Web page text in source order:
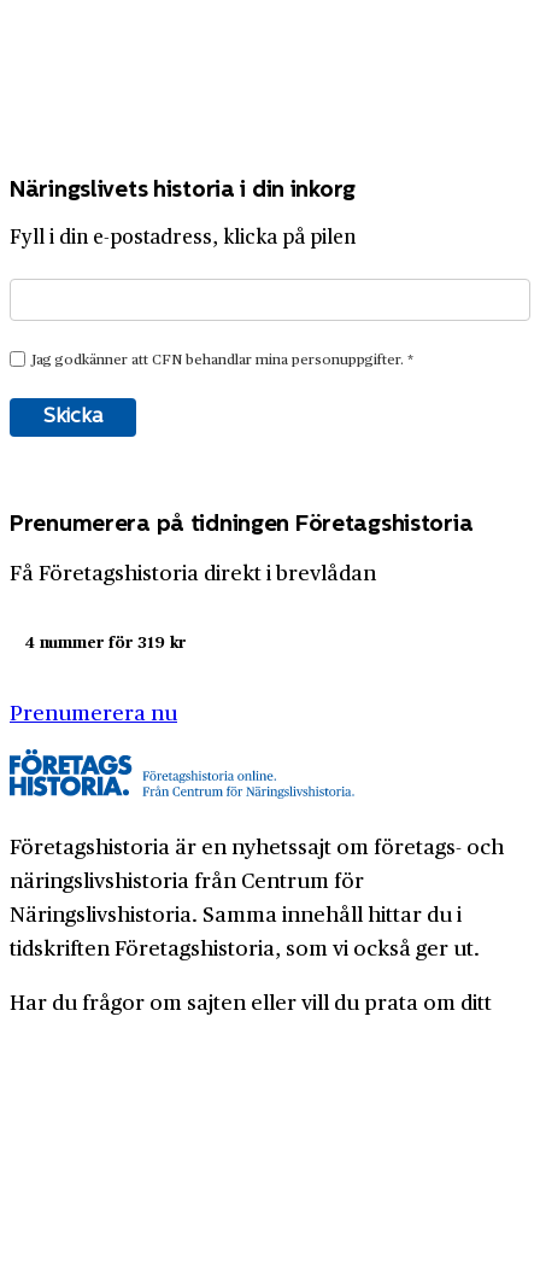
Näringslivets historia i din inkorg
Fyll i din e-postadress, klicka på pilen
Prenumerera på tidningen Företagshistoria
Få Företagshistoria direkt i brevlådan
4 nummer för 319 kr
Prenumerera nu
Företagshistoria är en nyhetssajt om företags- och
näringslivshistoria från Centrum för
Näringslivshistoria. Samma innehåll hittar du i
tidskriften Företagshistoria, som vi också ger ut.
Har du frågor om sajten eller vill du prata om ditt